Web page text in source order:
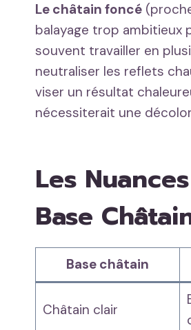
Le châtain foncé
balayage trop
souvent travailler en
neutraliser les reflets
viser un résultat
nécessiterait une
Les
Base
Base châtain
Châtain clair